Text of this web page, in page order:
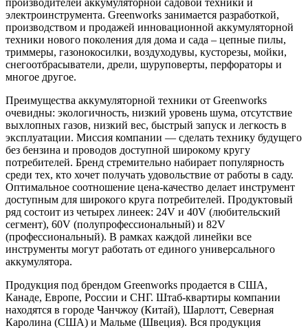
электроинструмента. Greenworks занимается разработкой,
производством и продажей инновационной аккумуляторной
техники нового поколения для дома и сада – цепные пилы,
триммеры, газонокосилки, воздуходувы, кусторезы, мойки,
снегоотбрасыватели, дрели, шуруповерты, перфораторы и
многое другое.
Преимущества аккумуляторной техники от Greenworks
очевидны: экологичность, низкий уровень шума, отсутствие
выхлопных газов, низкий вес, быстрый запуск и легкость в
эксплуатации. Миссия компании — сделать технику будущего
без бензина и проводов доступной широкому кругу
потребителей. Бренд стремительно набирает популярность
среди тех, кто хочет получать удовольствие от работы в саду.
Оптимальное соотношение цена-качество делает инструмент
доступным для широкого круга потребителей. Продуктовый
ряд состоит из четырех линеек: 24V и 40V (любительский
сегмент), 60V (полупрофессиональный) и 82V
(профессиональный). В рамках каждой линейки все
инструменты могут работать от единого универсального
аккумулятора.
Продукция под брендом Greenworks продается в США,
Канаде, Европе, России и СНГ. Штаб-квартиры компании
находятся в городе Чанчжоу (Китай), Шарлотт, Северная
Каролина (США) и Мальме (Швеция). Вся продукция